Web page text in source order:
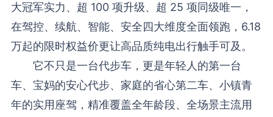
大冠军实力、超 100 项升级、超 25 项同级唯一，
在驾控、续航、智能、安全四大维度全面领跑，6.18
万起的限时权益价更让高品质纯电出行触手可及。
它不只是一台代步车，更是年轻人的第一台
车、宝妈的安心代步、家庭的省心第二车、小镇青
年的实用座驾，精准覆盖全年龄段、全场景主流用